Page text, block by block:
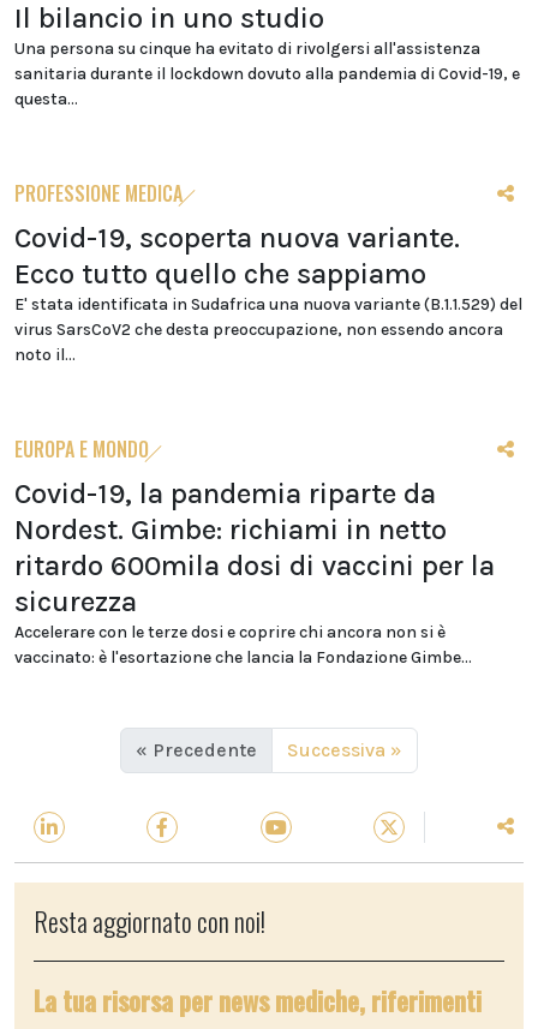
Il bilancio in uno studio
Una persona su cinque ha evitato di rivolgersi all'assistenza
sanitaria durante il lockdown dovuto alla pandemia di Covid-19, e
questa...
PROFESSIONE MEDICA
Covid-19, scoperta nuova variante.
Ecco tutto quello che sappiamo
E' stata identificata in Sudafrica una nuova variante (B.1.1.529) del
virus SarsCoV2 che desta preoccupazione, non essendo ancora
noto il...
EUROPA E MONDO
Covid-19, la pandemia riparte da
Nordest. Gimbe: richiami in netto
ritardo 600mila dosi di vaccini per la
sicurezza
Accelerare con le terze dosi e coprire chi ancora non si è
vaccinato: è l'esortazione che lancia la Fondazione Gimbe...
« Precedente Successiva »
Resta aggiornato con noi!
La tua risorsa per news mediche, riferimenti